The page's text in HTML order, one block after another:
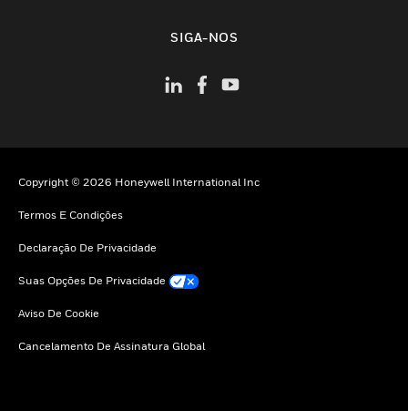
SIGA-NOS
Copyright © 2026 Honeywell International Inc
Termos E Condições
Declaração De Privacidade
Suas Opções De Privacidade
Aviso De Cookie
Cancelamento De Assinatura Global